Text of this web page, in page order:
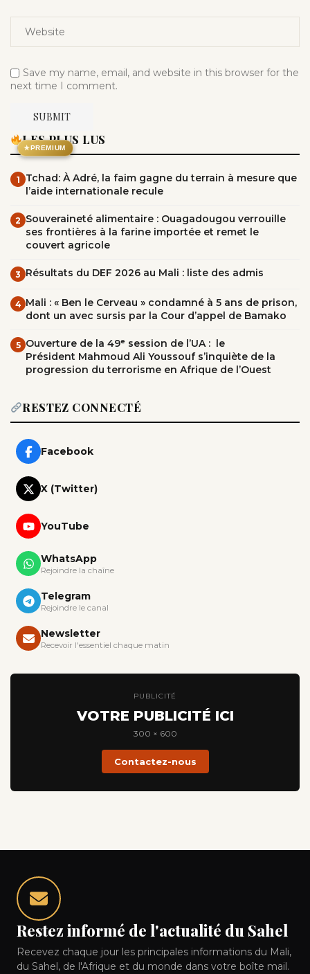
Save my name, email, and website in this browser for the
next time I comment.
★PREMIUM
LES PLUS LUS
1
Tchad: À Adré, la faim gagne du terrain à mesure que
l’aide internationale recule
2 Souveraineté alimentaire : Ouagadougou verrouille
ses frontières à la farine importée et remet le
couvert agricole
3 Résultats du DEF 2026 au Mali : liste des admis
4 Mali : « Ben le Cerveau » condamné à 5 ans de prison,
dont un avec sursis par la Cour d’appel de Bamako
5 Ouverture de la 49ᵉ session de l’UA : le
Président Mahmoud Ali Youssouf s’inquiète de la
progression du terrorisme en Afrique de l’Ouest
RESTEZ CONNECTÉ
Facebook
X (Twitter)
YouTube
WhatsApp
Rejoindre la chaîne
Telegram
Rejoindre le canal
Newsletter
Recevoir l'essentiel chaque matin
PUBLICITÉ
VOTRE PUBLICITÉ ICI
300 × 600
Contactez-nous
Restez informé de l'actualité du Sahel
Recevez chaque jour les principales informations du Mali,
du Sahel, de l'Afrique et du monde dans votre boîte mail.